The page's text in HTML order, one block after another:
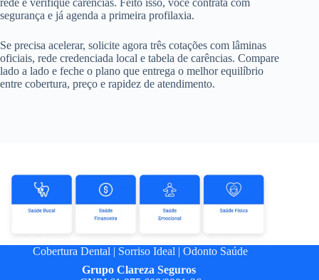
rede e verifique carências. Feito isso, você contrata com
segurança e já agenda a primeira profilaxia.
Se precisa acelerar, solicite agora três cotações com lâminas
oficiais, rede credenciada local e tabela de carências. Compare
lado a lado e feche o plano que entrega o melhor equilíbrio
entre cobertura, preço e rapidez de atendimento.
Cobertura Dental | Sorriso Ideal |Odonto Saúde
GrupoClareza Seguros